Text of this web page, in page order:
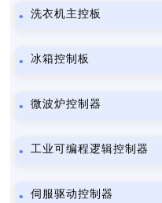
洗衣机主控板
冰箱控制板
微波炉控制器
工业可编程逻辑控制器
伺服驱动控制器